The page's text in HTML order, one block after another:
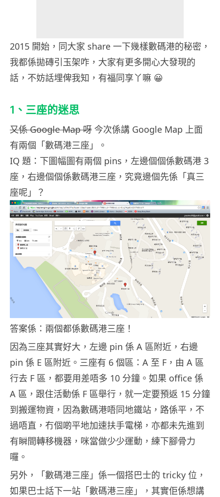
2015 開始，同大家 share 一下幾樣數碼港的秘密，
我都係拋磚引玉架咋，大家有更多開心大發現的
話，不妨話埋俾我知，有福同享丫嘛 😀
1、三座的迷思
又係 Google Map 呀 今次係講 Google Map 上面
有兩個「數碼港三座」。
IQ 題：下圖幅圖有兩個 pins，左邊個個係數碼港 3
座，右邊個個係數碼港三座，究竟邊個先係「真三
座呢」？
答案係：兩個都係數碼港三座！
因為三座其實好大，左邊 pin 係 A 區附近，右邊
pin 係 E 區附近。三座有 6 個區：A 至 F，由 A 區
行去 F 區，都要用差唔多 10 分鐘。如果 office 係
A 區，跟住活動係 F 區舉行，就一定要預返 15 分鐘
到搬運物資，因為數碼港唔同地鐵站，路係平，不
過唔直，冇個啲平地加速扶手電梯，亦都未先進到
有瞬間轉移機器，咪當做少少運動，練下腳骨力
囉。
另外，「數碼港三座」係一個搭巴士的 tricky 位，
如果巴士話下一站「數碼港三座」，其實佢係想講